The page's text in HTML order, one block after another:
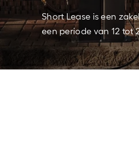
Short Lease is een
een periode van 12 tot